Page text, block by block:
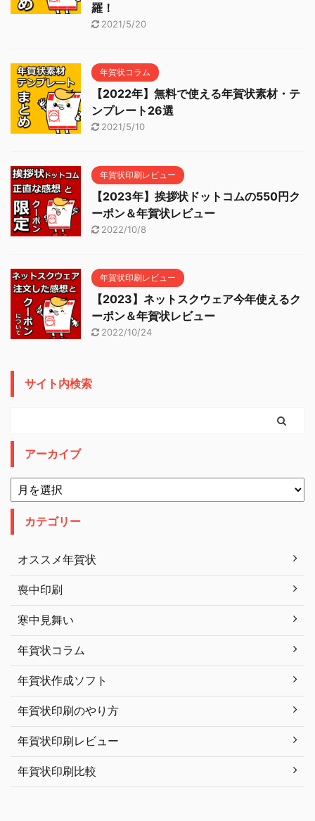
羅！
2021/5/20
年賀状コラム
【2022年】無料で使える年賀状素材・テ
ンプレート26選
2021/5/10
年賀状印刷レビュー
【2023年】挨拶状ドットコムの550円ク
ーポン＆年賀状レビュー
2022/10/8
年賀状印刷レビュー
【2023】ネットスクウェア今年使えるク
ーポン＆年賀状レビュー
2022/10/24
サイト内検索
アーカイブ
カテゴリー
オススメ年賀状
喪中印刷
寒中見舞い
年賀状コラム
年賀状作成ソフト
年賀状印刷のやり方
年賀状印刷レビュー
年賀状印刷比較